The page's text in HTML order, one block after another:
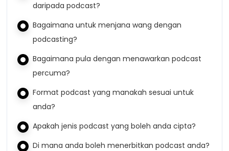
daripada podcast?
Bagaimana untuk menjana wang dengan
podcasting?
Bagaimana pula dengan menawarkan podcast
percuma?
Format podcast yang manakah sesuai untuk
anda?
Apakah jenis podcast yang boleh anda cipta?
Di mana anda boleh menerbitkan podcast anda?